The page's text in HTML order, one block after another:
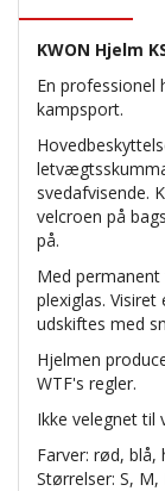
KWON Hjelm
En
kampsport.
svedafvisende.
velcroen på
på.
Med
plexiglas.
udskiftes med
Hjelmen
WTF's regler.
Ikke velegnet til
Farver: rød, blå,
Størrelser: S, M,